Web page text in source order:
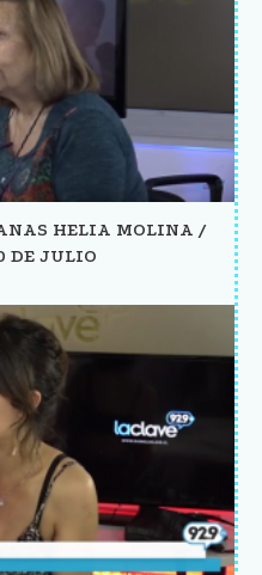
HELIA MOLINA /
DE JULIO